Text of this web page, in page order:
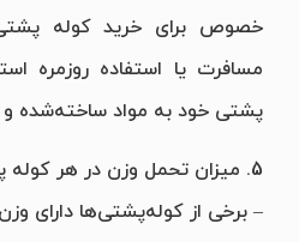
خصوص برای خرید کوله پشتی
مسافرت یا استفاده روزمره
پشتی خود به مواد ساخته‌شده
5. میزان تحمل وزن در هر کوله پشتی
– برخی از کوله‌پشتی‌ها دارای